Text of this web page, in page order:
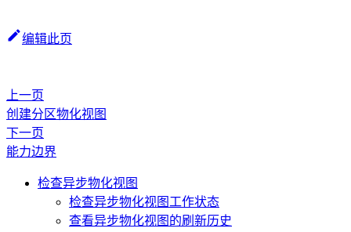
编辑此页
上一页
创建分区物化视图
下一页
能力边界
检查异步物化视图
检查异步物化视图工作状态
查看异步物化视图的刷新历史